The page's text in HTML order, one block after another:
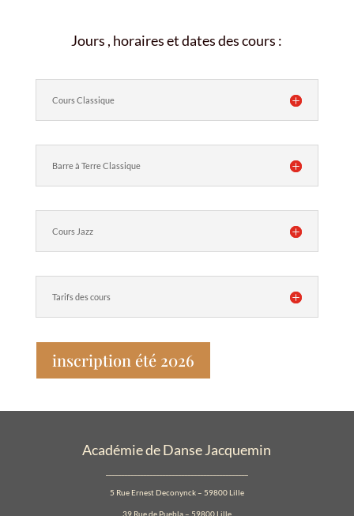
Jours , horaires et dates des cours :
Cours Classique
Barre à Terre Classique
Cours Jazz
Tarifs des cours
inscription été 2026
Académie de Danse Jacquemin
5 Rue Ernest Deconynck – 59800 Lille
39 Rue de Puebla – 59800 Lille